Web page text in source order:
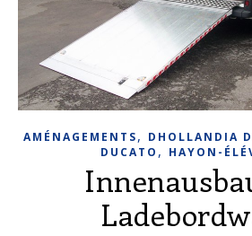
AMÉNAGEMENTS, DHOLLANDIA
DUCATO , HAYON-